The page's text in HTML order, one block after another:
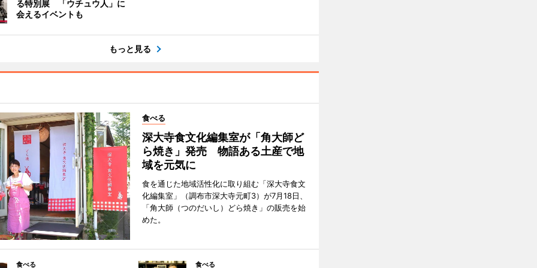
る特別展 「ウチュウ人」に
会えるイベントも
もっと見る
食べる
深大寺食文化編集室が「角大師ど
ら焼き」発売 物語ある土産で地
域を元気に
食を通じた地域活性化に取り組む「深大寺食文
化編集室」（調布市深大寺元町3）が7月18日、
「角大師（つのだいし）どら焼き」の販売を始
めた。
食べる 食べる